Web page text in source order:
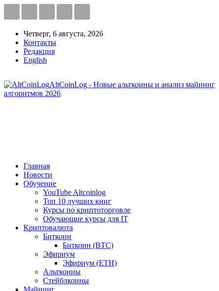
Четверг, 6 августа, 2026
Контакты
Редакция
English
AltCoinLog - Новые альткоины и анализ майнинг
алгоритмов 2026
Главная
Новости
Обучение
YouTube Altcoinlog
Топ 10 лучших книг
Курсы по криптоторговле
Обучающие курсы для IT
Криптовалюта
Биткоин
Биткоин (BTC)
Эфириум
Эфириум (ETH)
Альткоины
Стейблкоины
Майнинг